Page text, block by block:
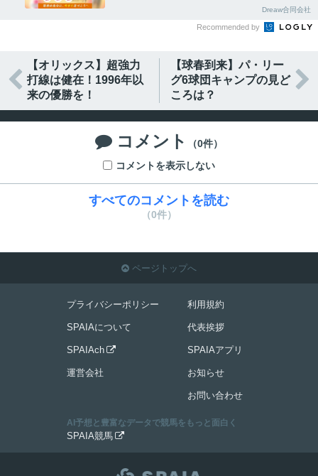
Dreaw合同会社
Recommended by

【オリックス】超強力
打線は健在！1996年以
来の優勝を！
【球春到来】パ・リー
グ6球団キャンプの見ど
ころは？

 コメント
（0件）
コメントを表示しない
すべてのコメントを読む
（0件）
 ページトップへ
プライバシーポリシー
SPAIAについて
SPAIAch 
運営会社
利用規約
代表挨拶
SPAIAアプリ
お知らせ
お問い合わせ
AI予想と豊富なデータで競馬をもっと面白く
SPAIA競馬 